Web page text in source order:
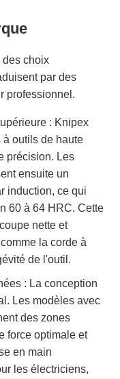
des choix
par des
professionnel.
: Knipex
outils de haute
précision. Les
ensuite un
induction, ce qui
60 à 64 HRC. Cette
nette et
la corde à
de l'outil.
: La conception
Les modèles avec
des zones
force optimale et
en main
les électriciens,